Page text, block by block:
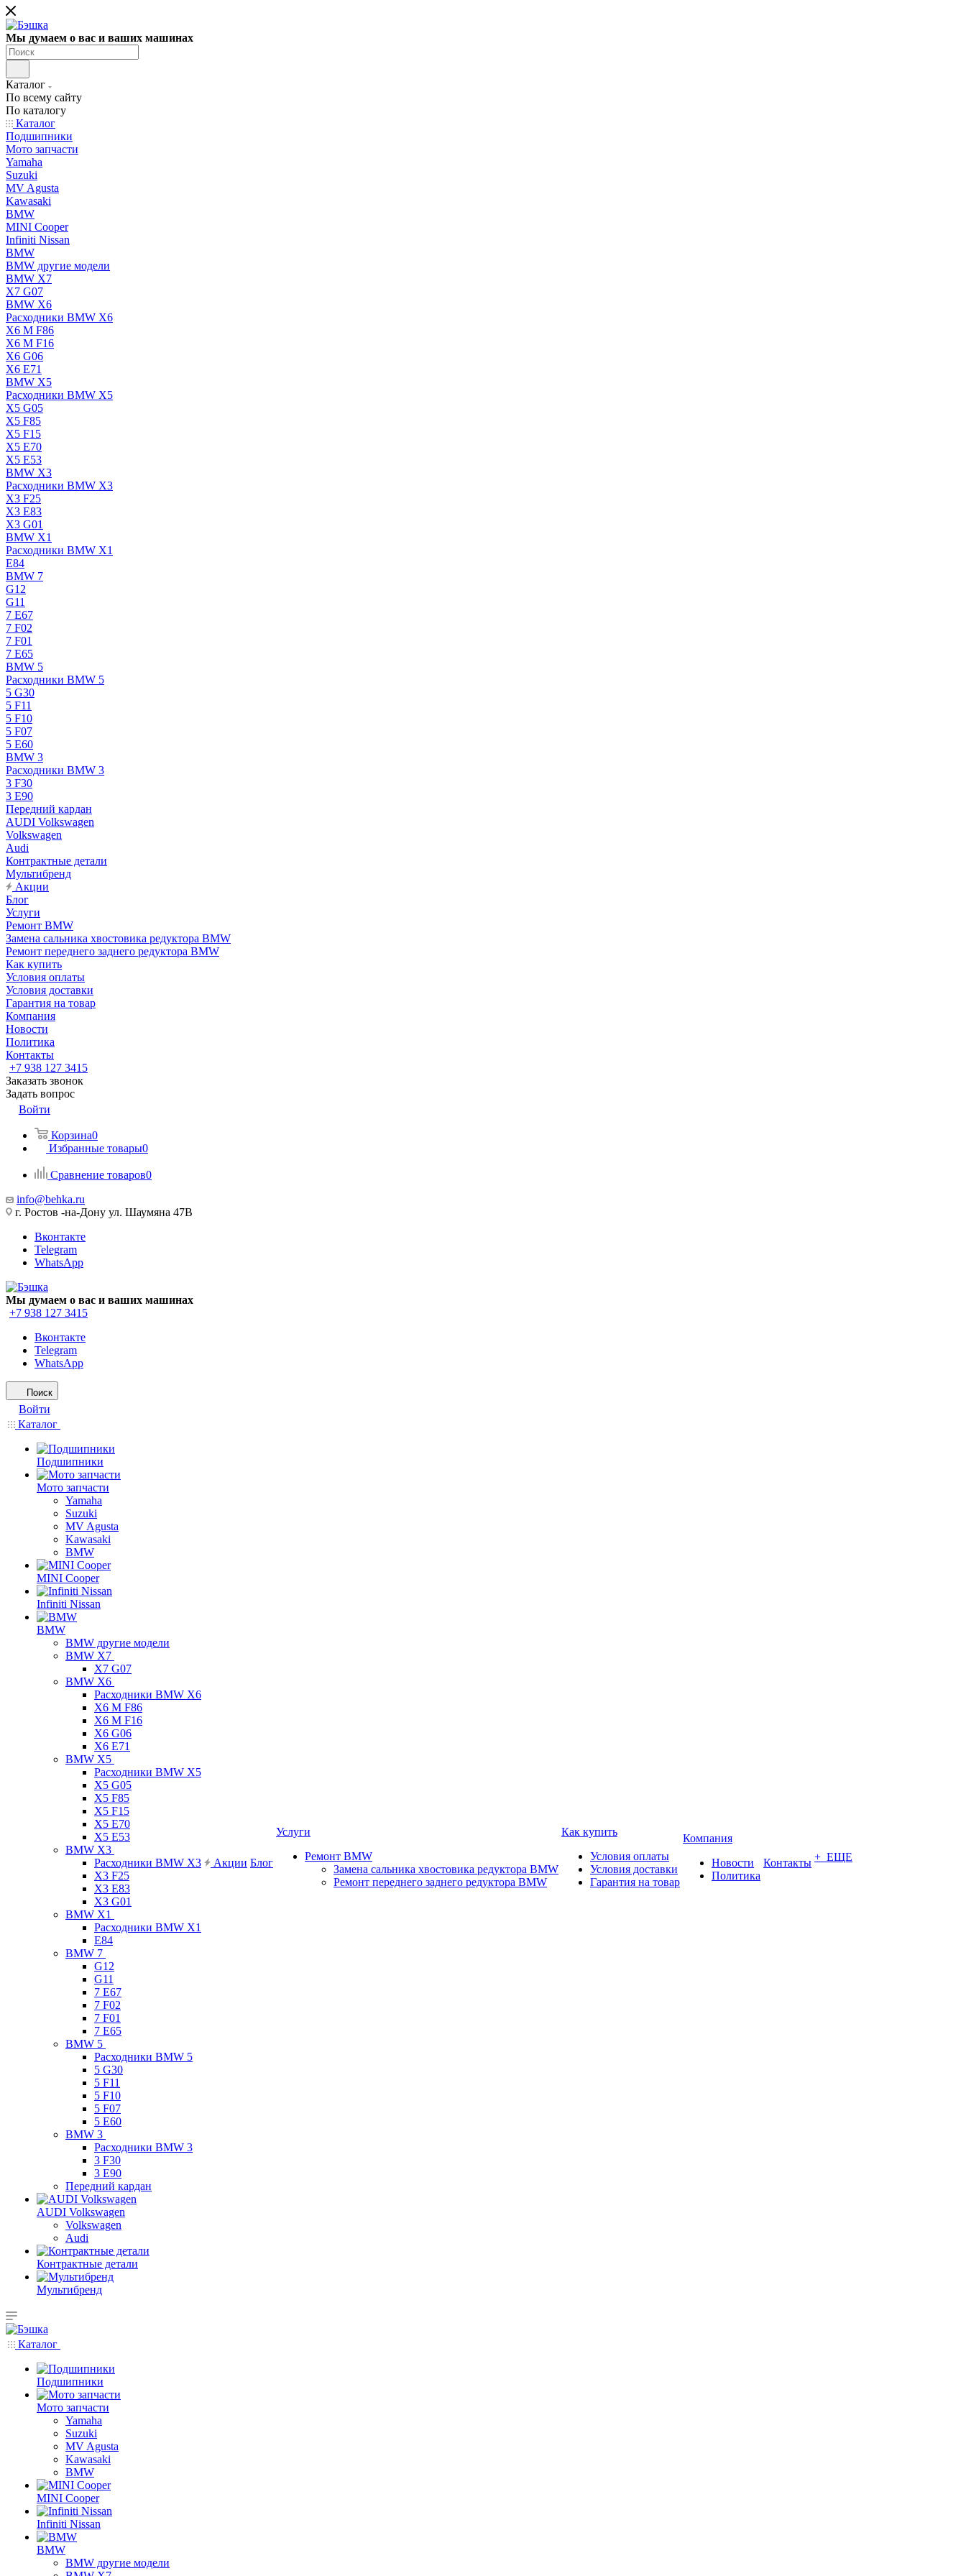
Мы думаем о вас и ваших машинах
Каталог
По всему сайту
По каталогу
Каталог
Подшипники
Мото запчасти
Yamaha
Suzuki
MV Agusta
Kawasaki
BMW
MINI Cooper
Infiniti Nissan
BMW
BMW другие модели
BMW X7
X7 G07
BMW X6
Расходники BMW X6
X6 M F86
X6 M F16
X6 G06
X6 E71
BMW X5
Расходники BMW X5
X5 G05
X5 F85
X5 F15
X5 E70
X5 E53
BMW X3
Расходники BMW X3
X3 F25
X3 E83
X3 G01
BMW X1
Расходники BMW X1
E84
BMW 7
G12
G11
7 Е67
7 F02
7 F01
7 E65
BMW 5
Расходники BMW 5
5 G30
5 F11
5 F10
5 F07
5 E60
BMW 3
Расходники BMW 3
3 F30
3 E90
Передний кардан
AUDI Volkswagen
Volkswagen
Audi
Контрактные детали
Мультибренд
Акции
Блог
Услуги
Ремонт BMW
Замена сальника хвостовика редуктора BMW
Ремонт переднего заднего редуктора BMW
Как купить
Условия оплаты
Условия доставки
Гарантия на товар
Компания
Новости
Политика
Контакты
+7 938 127 3415
Заказать звонок
Задать вопрос
Войти
Корзина0
Избранные товары0
Сравнение товаров0
info@behka.ru
г. Ростов -на-Дону ул. Шаумяна 47В
Вконтакте
Telegram
WhatsApp
Мы думаем о вас и ваших машинах
+7 938 127 3415
Вконтакте
Telegram
WhatsApp
Поиск
Войти
Каталог
Подшипники
Мото запчасти
Yamaha
Suzuki
MV Agusta
Kawasaki
BMW
MINI Cooper
Infiniti Nissan
BMW
BMW другие модели
BMW X7
X7 G07
BMW X6
Расходники BMW X6
X6 M F86
X6 M F16
X6 G06
X6 E71
BMW X5
Расходники BMW X5
X5 G05
X5 F85
X5 F15
X5 E70
X5 E53
BMW X3
Расходники BMW X3
X3 F25
X3 E83
X3 G01
BMW X1
Расходники BMW X1
E84
BMW 7
G12
G11
7 Е67
7 F02
7 F01
7 E65
BMW 5
Расходники BMW 5
5 G30
5 F11
5 F10
5 F07
5 E60
BMW 3
Расходники BMW 3
3 F30
3 E90
Передний кардан
AUDI Volkswagen
Volkswagen
Audi
Контрактные детали
Мультибренд
Акции Блог
Услуги
Ремонт BMW
Замена сальника хвостовика редуктора BMW
Ремонт переднего заднего редуктора BMW
Как купить
Условия оплаты
Условия доставки
Гарантия на товар
Компания
Новости
Политика
Контакты + ЕЩЕ
Каталог
Подшипники
Мото запчасти
Yamaha
Suzuki
MV Agusta
Kawasaki
BMW
MINI Cooper
Infiniti Nissan
BMW
BMW другие модели